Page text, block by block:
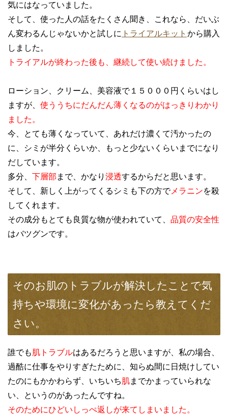
気にはなっていました。
そして、使った人の話をたくさん聞き、これなら、だいぶ
ん変わるんじゃないかと試しに トライアルキット から購入
しました。
トライアルが終わった後も、継続して使い続けました。
ローション、クリーム、美容液で１５０００円くらいはし
ますが、 使ううちにだんだん薄くなるのがはっきりわかり
ました。
今、とても薄くなっていて、あれだけ濃くて汚かったの
に、シミが半分くらいか、もっと少ないくらいまでになり
だしています。
多分、 下層部 まで、かなり 浸透するからだと思います。
そして、新しく上がってくるシミも下の方でメラニンを殺
してくれます。
その成分もとても良質な物が使われていて、 品質の安全性
はバツグンです。
そのお肌のトラブルが解決したことで気
持ちや環境に変化があったら教えてくだ
さい。
誰でも肌トラブルはあるだろうと思いますが、私の場合、
過酷に仕事をやりすぎたために、知らぬ間に日焼けしてい
たのにもかかわらず、いちいち肌までかまっていられな
い、というのがあったんですね。
そのためにひどいしっぺ返しが来てしまいました。